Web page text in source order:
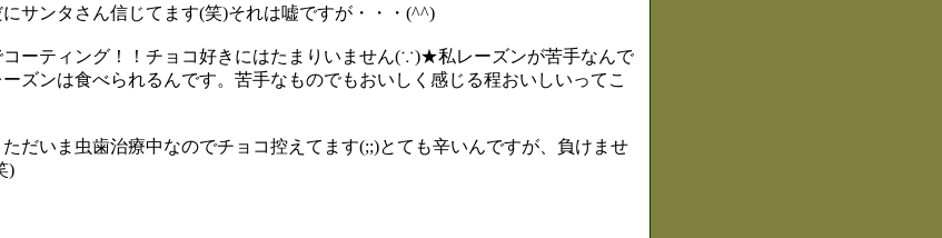
サンタさん信じてます(笑)それは嘘ですが・・・(^^)
ーティング！！チョコ好きにはたまりいません(∵)★私レーズンが苦手なんで
ズンは食べられるんです。苦手なものでもおいしく感じる程おいしいってこ
だいま虫歯治療中なのでチョコ控えてます(;;)とても辛いんですが、負けませ
)